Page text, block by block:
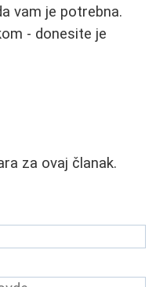
vam je potrebna.
- donesite je
za ovaj članak.